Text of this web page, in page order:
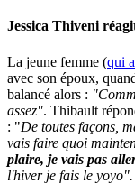
Jessica Thiveni
La jeune femme (qui
avec son époux,
balancé alors :
assez". Thibault
: "De toutes façons,
vais faire quoi
plaire, je vais pas
l'hiver je fais le yoyo".